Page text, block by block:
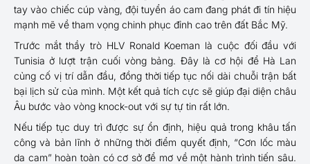
tay vào chiếc cúp vàng, đội tuyển áo cam đang phát đi tín hiệu
mạnh mẽ về tham vọng chinh phục đỉnh cao trên đất Bắc Mỹ.
Trước mắt thầy trò HLV Ronald Koeman là cuộc đối đầu với
Tunisia ở lượt trận cuối vòng bảng. Đây là cơ hội để Hà Lan
củng cố vị trí dẫn đầu, đồng thời tiếp tục nối dài chuỗi trận bất
bại lịch sử của mình. Một kết quả tích cực sẽ giúp đại diện châu
Âu bước vào vòng knock-out với sự tự tin rất lớn.
Nếu tiếp tục duy trì được sự ổn định, hiệu quả trong khâu tấn
công và bản lĩnh ở những thời điểm quyết định, “Cơn lốc màu
da cam” hoàn toàn có cơ sở để mơ về một hành trình tiến sâu.